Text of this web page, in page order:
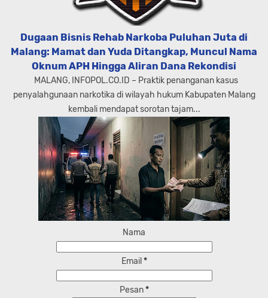
Dugaan Bisnis Rehab Narkoba Puluhan Juta di
Malang: Mamat dan Yuda Ditangkap, Muncul Nama
Oknum APH Hingga Aliran Dana Rekondisi
MALANG, INFOPOL.CO.ID – Praktik penanganan kasus
penyalahgunaan narkotika di wilayah hukum Kabupaten Malang
kembali mendapat sorotan tajam...
Nama
Email *
Pesan*